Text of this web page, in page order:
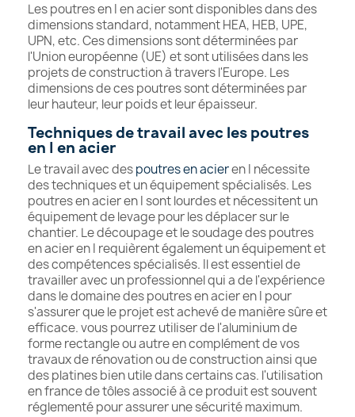
Les poutres en I en acier sont disponibles dans des
dimensions standard, notamment HEA, HEB, UPE,
UPN, etc. Ces dimensions sont déterminées par
l'Union européenne (UE) et sont utilisées dans les
projets de construction à travers l'Europe. Les
dimensions de ces poutres sont déterminées par
leur hauteur, leur poids et leur épaisseur.
Techniques de travail avec les poutres
en I en acier
Le travail avec despoutres en acieren I nécessite
des techniques et un équipement spécialisés. Les
poutres en acier en I sont lourdes et nécessitent un
équipement de levage pour les déplacer sur le
chantier. Le découpage et le soudage des poutres
en acier en I requièrent également un équipement et
des compétences spécialisés. Il est essentiel de
travailler avec un professionnel qui a de l'expérience
dans le domaine des poutres en acier en I pour
s'assurer que le projet est achevé de manière sûre et
efficace. vous pourrez utiliser de l'aluminium de
forme rectangle ou autre en complément de vos
travaux de rénovation ou de construction ainsi que
des platines bien utile dans certains cas. l'utilisation
en france de tôles associé à ce produit est souvent
réglementé pour assurer une sécurité maximum.